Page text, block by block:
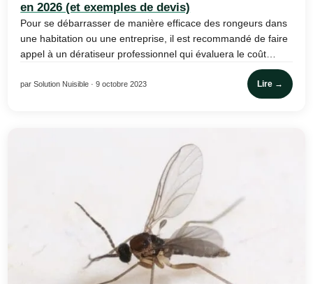
en 2026 (et exemples de devis)
Pour se débarrasser de manière efficace des rongeurs dans
une habitation ou une entreprise, il est recommandé de faire
appel à un dératiseur professionnel qui évaluera le coût…
par Solution Nuisible · 9 octobre 2023 Lire →